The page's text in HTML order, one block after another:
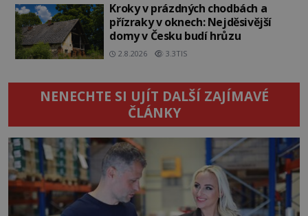
Kroky v prázdných chodbách a
přízraky v oknech: Nejděsivější
domy v Česku budí hrůzu
2.8.2026 3.3TIS
NENECHTE SI UJÍT DALŠÍ ZAJÍMAVÉ
ČLÁNKY